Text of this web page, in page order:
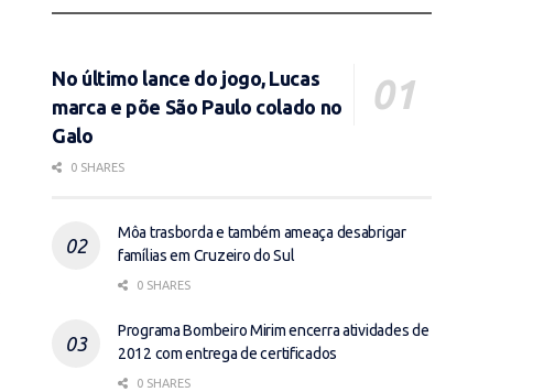
No último lance do jogo, Lucas
marca e põe São Paulo colado no
Galo
0 SHARES
Môa trasborda e também ameaça desabrigar
famílias em Cruzeiro do Sul
0 SHARES
Programa Bombeiro Mirim encerra atividades de
2012 com entrega de certificados
0 SHARES